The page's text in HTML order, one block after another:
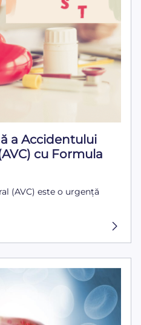
a Accidentului
cu Formula
(AVC) este o urgență